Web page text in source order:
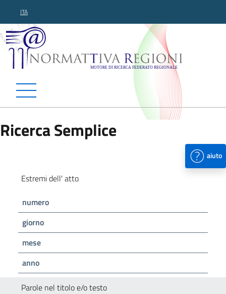
ITA
Normattiva Regioni -
Ricerca Semplice
aiuto
Estremi dell' atto
numero
giorno
mese
anno
Parole nel titolo e/o testo